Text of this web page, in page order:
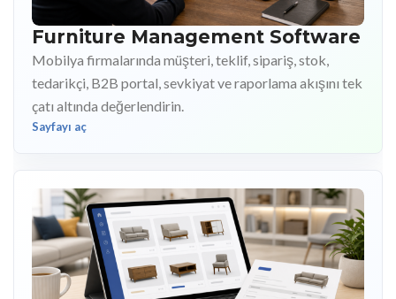
Furniture Management Software
Mobilya firmalarında müşteri, teklif, sipariş, stok,
tedarikçi, B2B portal, sevkiyat ve raporlama akışını tek
çatı altında değerlendirin.
Sayfayı aç